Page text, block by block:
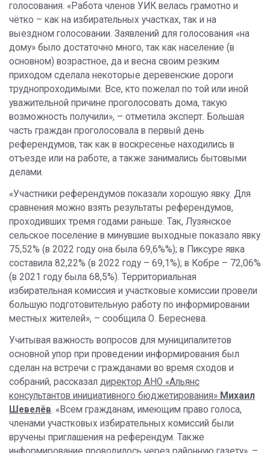
голосования. «Работа членов УИК велась грамотно и
чётко – как на избирательных участках, так и на
выездном голосовании. Заявлений для голосования «на
дому» было достаточно много, так как население (в
основном) возрастное, да и весна своим резким
приходом сделала некоторые деревенские дороги
труднопроходимыми. Все, кто пожелал по той или иной
уважительной причине проголосовать дома, такую
возможность получили», – отметила эксперт. Большая
часть граждан проголосовала в первый день
референдумов, так как в воскресенье находились в
отъезде или на работе, а также занимались бытовыми
делами.
«Участники референдумов показали хорошую явку. Для
сравнения можно взять результаты референдумов,
проходивших тремя годами раньше. Так, Лузянское
сельское поселение в минувшие выходные показало явку
75,52% (в 2022 году она была 69,6%%); в Пиксуре явка
составила 82,22% (в 2022 году – 69,1%); в Кобре – 72,06%
(в 2021 году была 68,5%). Территориальная
избирательная комиссия и участковые комиссии провели
большую подготовительную работу по информировании
местных жителей», – сообщила О. Береснева.
Учитывая важность вопросов для муниципалитетов
основной упор при проведении информирования был
сделан на встречи с гражданами во время сходов и
собраний, рассказал директор АНО «Альянс
консультантов инициативного бюджетирования» Михаил
Шевелёв. «Всем гражданам, имеющим право голоса,
членами участковых избирательных комиссий были
вручены приглашения на референдум. Также